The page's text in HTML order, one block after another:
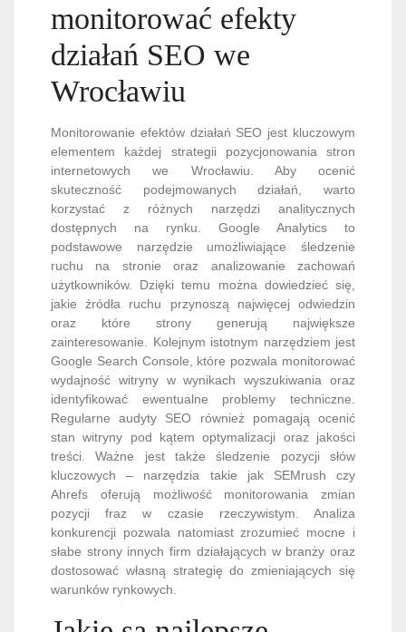
monitorować efekty
działań SEO we
Wrocławiu
Monitorowanie efektów działań SEO jest kluczowym
elementem każdej strategii pozycjonowania stron
internetowych we Wrocławiu. Aby ocenić
skuteczność podejmowanych działań, warto
korzystać z różnych narzędzi analitycznych
dostępnych na rynku. Google Analytics to
podstawowe narzędzie umożliwiające śledzenie
ruchu na stronie oraz analizowanie zachowań
użytkowników. Dzięki temu można dowiedzieć się,
jakie źródła ruchu przynoszą najwięcej odwiedzin
oraz które strony generują największe
zainteresowanie. Kolejnym istotnym narzędziem jest
Google Search Console, które pozwala monitorować
wydajność witryny w wynikach wyszukiwania oraz
identyfikować ewentualne problemy techniczne.
Regularne audyty SEO również pomagają ocenić
stan witryny pod kątem optymalizacji oraz jakości
treści. Ważne jest także śledzenie pozycji słów
kluczowych – narzędzia takie jak SEMrush czy
Ahrefs oferują możliwość monitorowania zmian
pozycji fraz w czasie rzeczywistym. Analiza
konkurencji pozwala natomiast zrozumieć mocne i
słabe strony innych firm działających w branży oraz
dostosować własną strategię do zmieniających się
warunków rynkowych.